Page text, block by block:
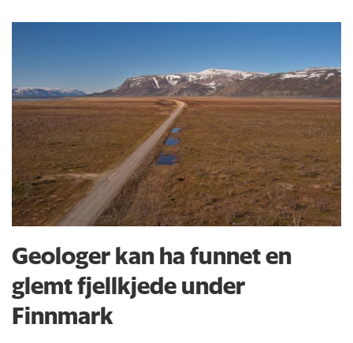
Geologer kan ha funnet en
glemt fjellkjede under
Finnmark